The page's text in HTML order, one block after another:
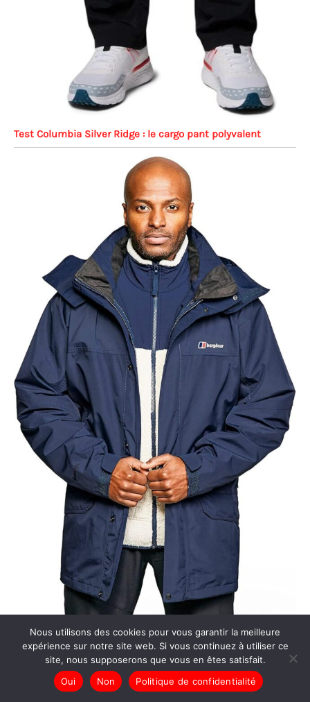
Test Columbia Silver Ridge : le cargo pant polyvalent
Test : veste imperméable Berghaus Cornice interactive xl
Nous utilisons des cookies pour vous garantir la meilleure
expérience sur notre site web. Si vous continuez à utiliser ce
site, nous supposerons que vous en êtes satisfait.
Oui
Non Politique de confidentialité